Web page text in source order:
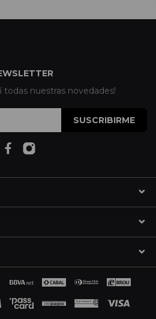
todas nuestras novedades!
SUSCRIBIRME